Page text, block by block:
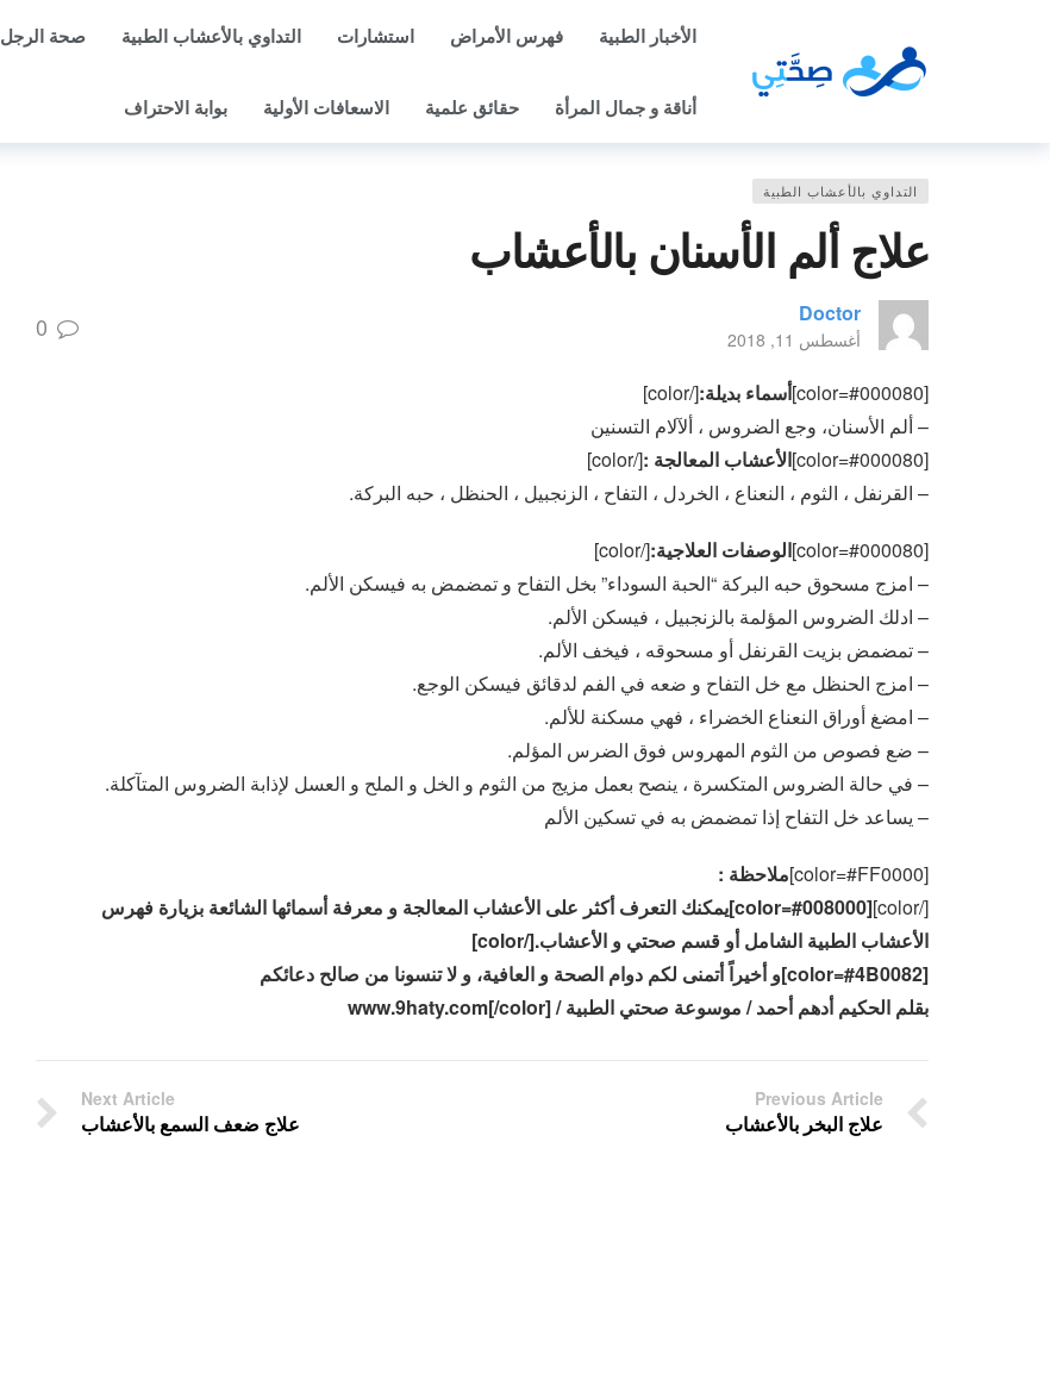
الأخبار الطبية فهرس الأمراض استشارات التداوي بالأعشاب الطبية صحة الرجل
أناقة و جمال المرأة حقائق علمية الاسعافات الأولية بوابة الاحتراف
التداوي بالأعشاب الطبية
علاج ألم الأسنان بالأعشاب
Doctor
أغسطس 11, 2018 0
[color=#000080] أسماء بديلة:[/color]
– ألم الأسنان، وجع الضروس ، ألآلام التسنين
[color=#000080]
الأعشاب المعالجة :[/color]
– القرنفل ، الثوم ، النعناع ، الخردل ، التفاح ، الزنجبيل ، الحنظل ، حبه البركة.
[color=#000080] الوصفات العلاجية:[/color]
– امزج مسحوق حبه البركة “الحبة السوداء” بخل التفاح و تمضمض به فيسكن الألم.
– ادلك الضروس المؤلمة بالزنجبيل ، فيسكن الألم.
– تمضمض بزيت القرنفل أو مسحوقه ، فيخف الألم.
– امزج الحنظل مع خل التفاح و ضعه في الفم لدقائق فيسكن الوجع.
– امضغ أوراق النعناع الخضراء ، فهي مسكنة للألم.
– ضع فصوص من الثوم المهروس فوق الضرس المؤلم.
– في حالة الضروس المتكسرة ، ينصح بعمل مزيج من الثوم و الخل و الملح و العسل لإذابة الضروس المتآكلة.
– يساعد خل التفاح إذا تمضمض به في تسكين الألم
[color=#FF0000]
ملاحظة :
[/color]
[color=#008000]يمكنك التعرف أكثر على الأعشاب المعالجة و معرفة أسمائها الشائعة بزيارة فهرس
الأعشاب الطبية الشامل أو قسم صحتي و الأعشاب.[/color]
[color=#4B0082]و أخيراً أتمنى لكم دوام الصحة و العافية، و لا تنسونا من صالح دعائكم
بقلم الحكيم أدهم أحمد / موسوعة صحتي الطبية / www.9haty.com[/color]
Previous Article
علاج البخر بالأعشاب
Next Article
علاج ضعف السمع بالأعشاب